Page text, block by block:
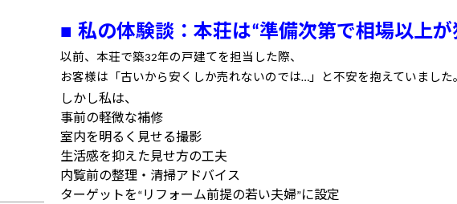
■ 私の体験談：本荘は“準備次第で相場以上が
以前、本荘で築32年の戸建てを担当した際、
お客様は「古いから安くしか売れないのでは… 」と不安を抱えていました。
しかし私は、
事前の軽微な補修
室内を明るく見せる撮影
生活感を抑えた見せ方の工夫
内覧前の整理・清掃アドバイス
ターゲットを “ リフォーム前提の若い夫婦”に設定